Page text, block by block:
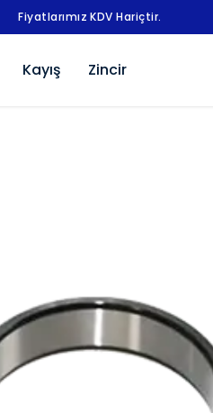
Fiyatlarımız KDV Hariçtir.
Kayış Zincir